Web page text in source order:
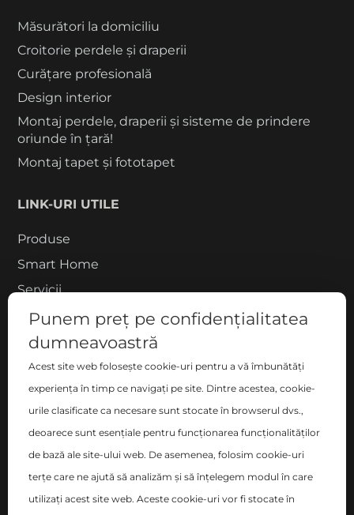
Măsurători la domiciliu
Croitorie perdele și draperii
Curățare profesională
Design interior
Montaj perdele, draperii și sisteme de prindere
oriunde în țară!
Montaj tapet și fototapet
LINK-URI UTILE
Produse
Smart Home
Servicii
Proiecte
Despre noi
Blog
Contact
S.C. ZEN DECO HOME S.R.L.
București, Sector 2 , Blvd-ul Basarabia nr. 200, bl. B,
sc. C, et. 6, ap. 106
Punem preț pe confidențialitatea
dumneavoastră
Acest site web folosește cookie-uri pentru a vă îmbunătăți
experiența în timp ce navigați pe site. Dintre acestea, cookie-
urile clasificate ca necesare sunt stocate în browserul dvs.,
deoarece sunt esențiale pentru funcționarea funcționalităților
de bază ale site-ului web. De asemenea, folosim cookie-uri
terțe care ne ajută să analizăm și să înțelegem modul în care
utilizați acest site web. Aceste cookie-uri vor fi stocate în